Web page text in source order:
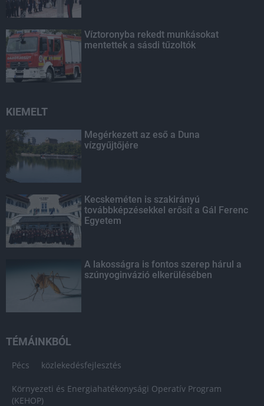
Víztoronyba rekedt munkásokat
mentettek a sásdi tűzoltók
KIEMELT
Megérkezett az eső a Duna
vízgyűjtőjére
Kecskeméten is szakirányú
továbbképzésekkel erősít a Gál Ferenc
Egyetem
A lakosságra is fontos szerep hárul a
szúnyoginvázió elkerülésében
TÉMÁINKBÓL
Pécs közlekedésfejlesztés
Környezeti és Energiahatékonysági Operatív Program
(KEHOP)